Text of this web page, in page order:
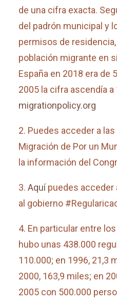
de una cifra exacta.
del padrón municipal y
permisos de
población migrante en
España en 2018 era de
2005 la cifra ascendía
migrationpolicy.org
2. Puedes acceder a
Migración de Por un
la información del
3. Aquípuedes acceder
al gobierno
4. En particular entre
hubo unas 438.000
110.000; en 1996, 21,3
2000, 163,9 miles; en
2005 con 500.000